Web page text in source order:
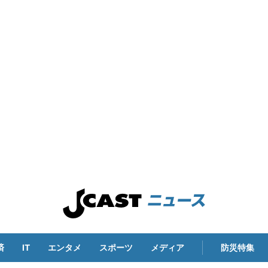
IT エンタメ スポーツ メディア 防災特集